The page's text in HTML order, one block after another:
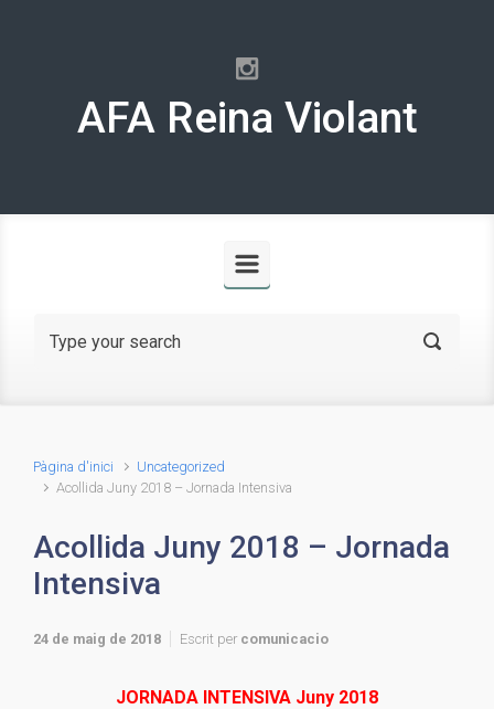
AFA Reina Violant
Pàgina d'inici
Uncategorized
Acollida Juny 2018 – Jornada Intensiva
Acollida Juny 2018 – Jornada
Intensiva
24 de maig de 2018 Escrit per comunicacio
JORNADA INTENSIVA Juny 2018